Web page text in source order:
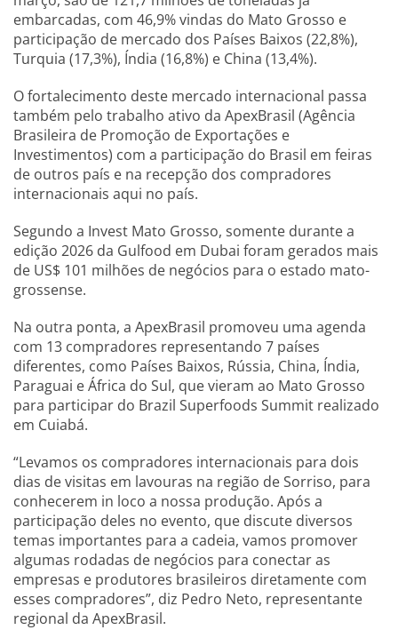
embarcadas, com 46,9% vindas do Mato Grosso e
participação de mercado dos Países Baixos (22,8%),
Turquia (17,3%), Índia (16,8%) e China (13,4%).
O fortalecimento deste mercado internacional passa
também pelo trabalho ativo da ApexBrasil (Agência
Brasileira de Promoção de Exportações e
Investimentos) com a participação do Brasil em feiras
de outros país e na recepção dos compradores
internacionais aqui no país.
Segundo a Invest Mato Grosso, somente durante a
edição 2026 da Gulfood em Dubai foram gerados mais
de US$ 101 milhões de negócios para o estado mato-
grossense.
Na outra ponta, a ApexBrasil promoveu uma agenda
com 13 compradores representando 7 países
diferentes, como Países Baixos, Rússia, China, Índia,
Paraguai e África do Sul, que vieram ao Mato Grosso
para participar do Brazil Superfoods Summit realizado
em Cuiabá.
“Levamos os compradores internacionais para dois
dias de visitas em lavouras na região de Sorriso, para
conhecerem in loco a nossa produção. Após a
participação deles no evento, que discute diversos
temas importantes para a cadeia, vamos promover
algumas rodadas de negócios para conectar as
empresas e produtores brasileiros diretamente com
esses compradores”, diz Pedro Neto, representante
regional da ApexBrasil.